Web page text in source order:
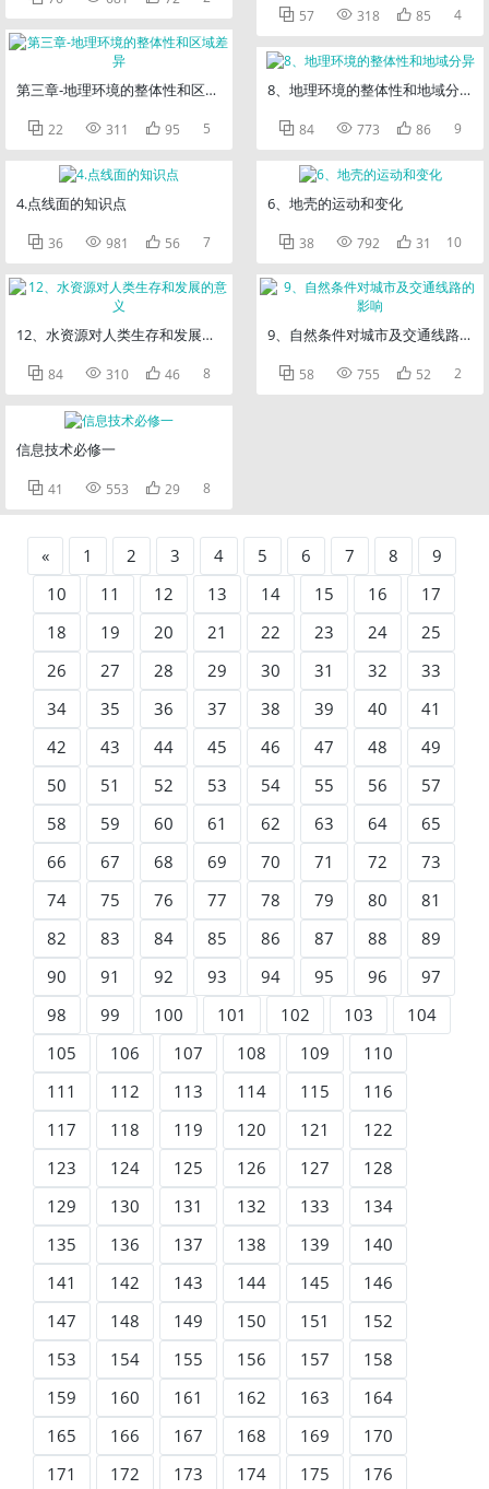
第三章-地理环境的整体性和区域差异
 22  311  95 5
4.点线面的知识点
 36  981  56 7
12、水资源对人类生存和发展的意义
 84  310  46 8
信息技术必修一
 41  553  29 8
 57  318  85 4
8、地理环境的整体性和地域分异
 84  773  86 9
6、地壳的运动和变化
 38  792  31 10
9、自然条件对城市及交通线路的
 58  755  52 2
« 1 2 3 4 5 6 7 8
9
10
11 12 13 14 15 16
17
18
19 20 21 22 23 24
25
26
27 28 29 30 31 32
33
34
35 36 37 38 39 40
41
42
43 44 45 46 47 48
49
50
51 52 53 54 55 56
57
58
59 60 61 62 63 64
65
66
67 68 69 70 71 72
73
74
75 76 77 78 79 80
81
82
83 84 85 86 87 88
89
90
91 92 93 94 95 96
97
98
99 100 101 102 103
104
105
106 107 108 109
110
111
112 113 114 115
116
117
118 119 120 121
122
123
124 125 126 127
128
129
130 131 132 133
134
135
136 137 138 139
140
141
142 143 144 145
146
147
148 149 150 151
152
153
154 155 156 157
158
159
160 161 162 163
164
165
166 167 168 169
170
171
172 173 174 175
176